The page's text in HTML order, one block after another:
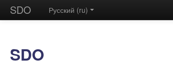
SDO Русский (ru)
SDO